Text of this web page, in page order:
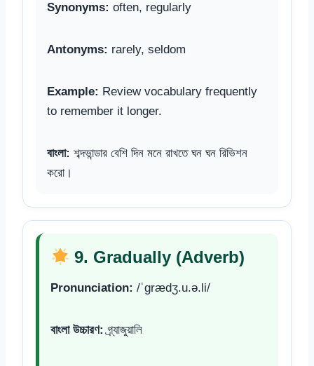
Synonyms: often, regularly
Antonyms: rarely, seldom
Example: Review vocabulary frequently
to remember it longer.
বাংলা: শব্দভান্ডার বেশি দিন মনে রাখতে ঘন ঘন রিভিশন
করো।
9. Gradually (Adverb)
Pronunciation: /ˈɡrædʒ.u.ə.li/
বাংলা উচ্চারণ: গ্র্যাজুয়ালি